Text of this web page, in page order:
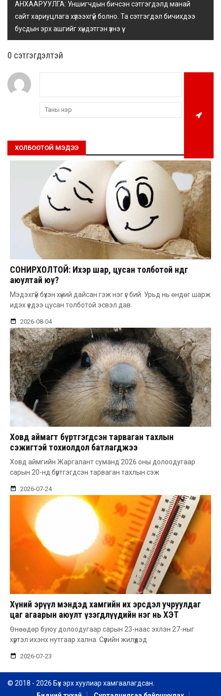
АНХААРУУЛГА: Уншигчдын бичсэн сэтгэгдэлд манай
сайт хариуцлага хүлээхгүй болно. Та сэтгэгдэл бичихдээ
бусдын эрх ашгийг хүндэтгэн үзнэ үү.
0 cэтгэгдэлтэй
ХОЛБООТОЙ МЭДЭЭ
СОНИРХОЛТОЙ: Ихэр шар, цусан толботой өндөг
аюултай юу?
Мэдэхгүй бүхэн хүний дайсан гэж нэг үг бий. Урьд нь өндөг шарж
идэх үедээ цусан толботой эсвэл дав
2026-08-04
Ховд аймагт бүртгэгдсэн тарваган тахлын
сэжигтэй тохиолдол батлагджээ
Ховд аймгийн Жаргалант суманд 2026 оны долоодугаар
сарын 20-нд бүртгэгдсэн тарваган тахлын сэж
2026-07-24
Хүний эрүүл мэндэд хамгийн их эрсдэл учруулдаг
цаг агаарын аюулт үзэгдлүүдийн нэг нь ХЭТ
ХАЛУУН
Өнөөдөр буюу долоодугаар сарын 23-наас эхлэн 27-ныг
хүртэл ихэнх нутгаар хална. Сүүлийн жилүүдэд
2026-07-23
© 2018 - 2026 Бүх эрх хуулиар хамгаалагдсан.